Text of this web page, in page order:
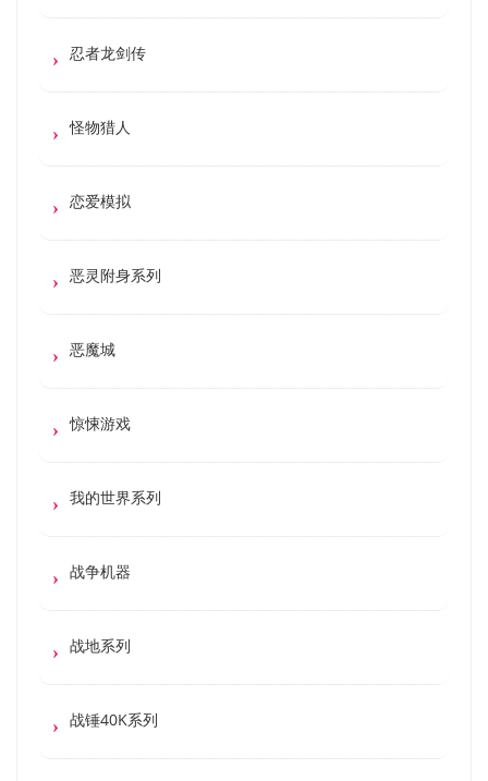
忍者龙剑传
怪物猎人
恋爱模拟
恶灵附身系列
恶魔城
惊悚游戏
我的世界系列
战争机器
战地系列
战锤40K系列